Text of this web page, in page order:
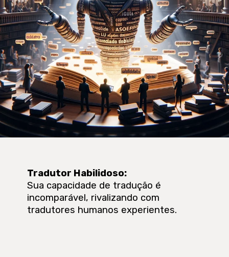
Tradutor Habilidoso:
Sua capacidade de tradução é
incomparável, rivalizando com
tradutores humanos experientes.